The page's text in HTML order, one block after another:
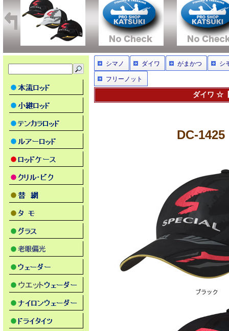
シマノ ダイワ がまかつ シ
フリーノット
ダイワ ☆
DC-